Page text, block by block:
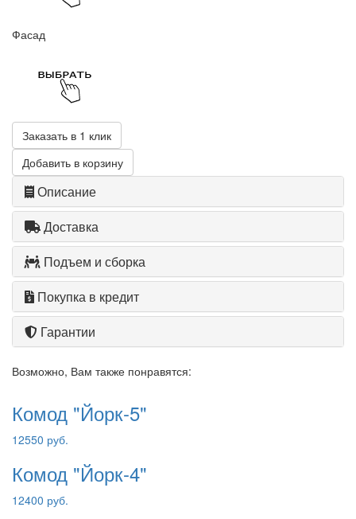
Фасад
Заказать в 1 клик
Добавить в корзину
Описание
Доставка
Подъем и сборка
Покупка в кредит
Гарантии
Возможно, Вам также понравятся:
Комод "Йорк-5"
12550 руб.
Комод "Йорк-4"
12400 руб.